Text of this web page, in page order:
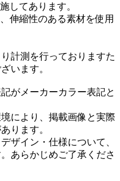
してあります。
伸縮性のある素材を使用
計測を行っておりますた
います。
がメーカーカラー表記と
により、掲載画像と実際
ります。
ザイン・仕様について、
あらかじめご了承くださ